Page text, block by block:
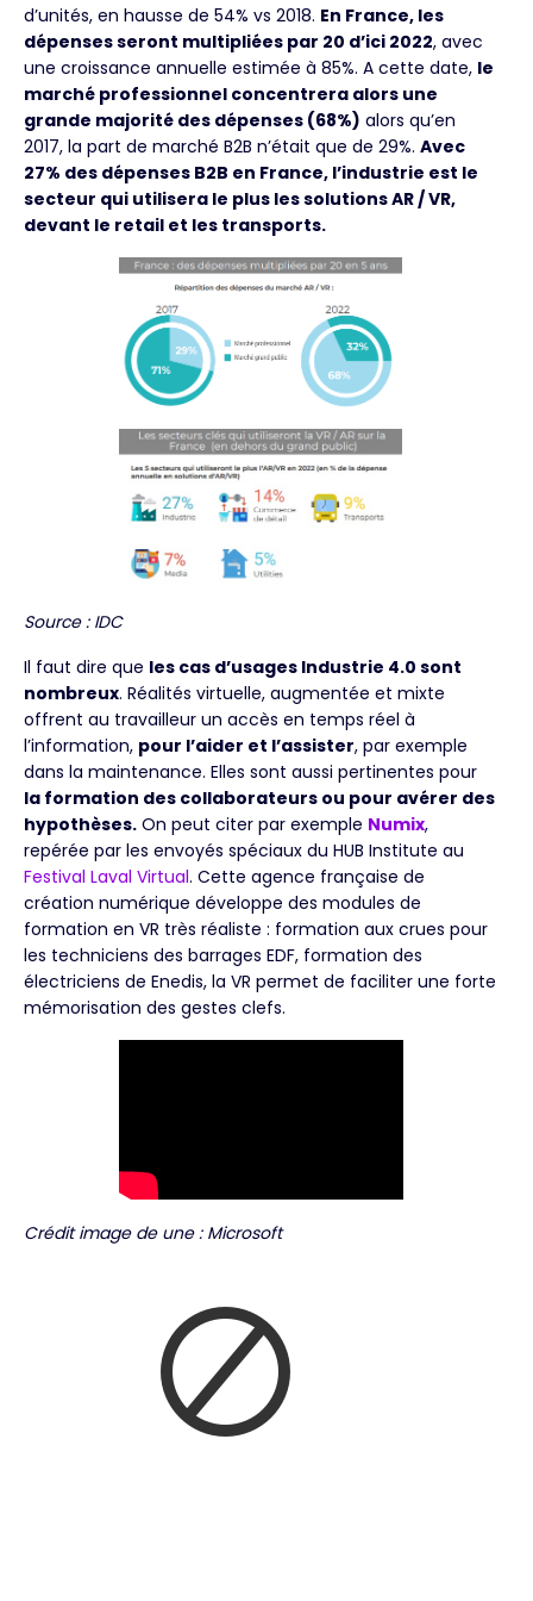
d’unités, en hausse de 54% vs 2018. En France, les
dépenses seront multipliées par 20 d’ici 2022, avec
une croissance annuelle estimée à 85%. A cette date, le
marché professionnel concentrera alors une
grande majorité des dépenses (68%) alors qu’en
2017, la part de marché B2B n’était que de 29%. Avec
27% des dépenses B2B en France, l’industrie est le
secteur qui utilisera le plus les solutions AR / VR,
devant le retail et les transports.
Source : IDC
Il faut dire que les cas d’usages Industrie 4.0 sont
nombreux. Réalités virtuelle, augmentée et mixte
offrent au travailleur un accès en temps réel à
l’information, pour l’aider et l’assister, par exemple
dans la maintenance. Elles sont aussi pertinentes pour
la formation des collaborateurs ou pour avérer des
hypothèses. On peut citer par exemple Numix,
repérée par les envoyés spéciaux du HUB Institute au
Festival Laval Virtual. Cette agence française de
création numérique développe des modules de
formation en VR très réaliste : formation aux crues pour
les techniciens des barrages EDF, formation des
électriciens de Enedis, la VR permet de faciliter une forte
mémorisation des gestes clefs.
Crédit image de une : Microsoft